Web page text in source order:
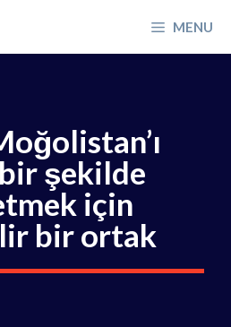
MENU
şekilde
için
bir ortak